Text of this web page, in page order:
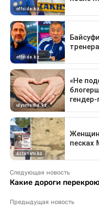
Следующая новость
Какие дороги
Предыдущая новость